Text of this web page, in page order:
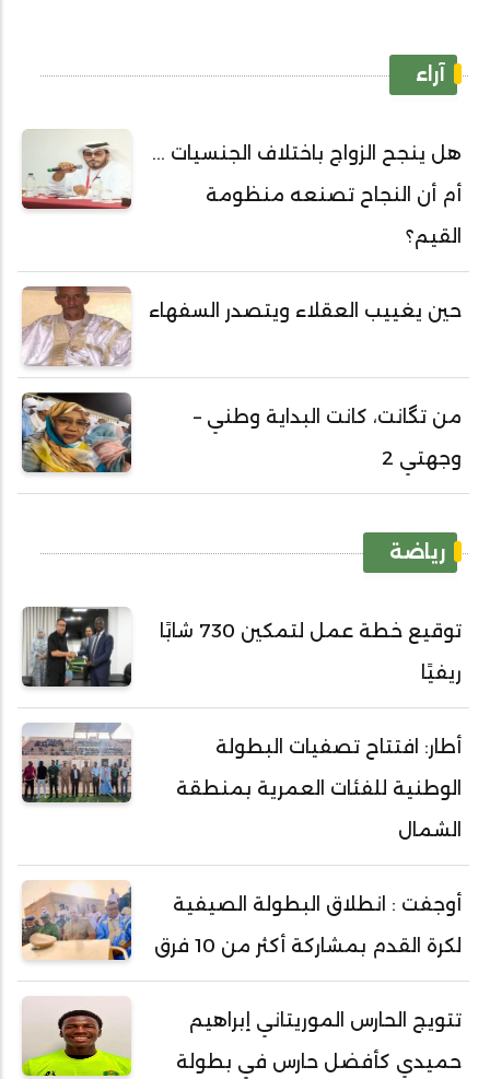
آراء
هل ينجح الزواج باختلاف الجنسيات ...
أم أن النجاح تصنعه منظومة
القيم؟
حين يغييب العقلاء ويتصدر السفهاء
من تگانت، كانت البداية وطني –
وجهتي 2
رياضة
توقيع خطة عمل لتمكين 730 شابًا
ريفيًا
أطار: افتتاح تصفيات البطولة
الوطنية للفئات العمرية بمنطقة
الشمال
أوجفت : انطلاق البطولة الصيفية
لكرة القدم بمشاركة أكثر من 10 فرق
تتويج الحارس الموريتاني إبراهيم
حميدي كأفضل حارس في بطولة